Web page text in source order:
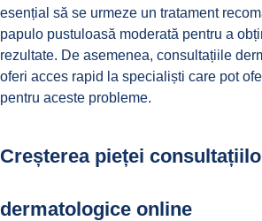
esențial să se urmeze un tratament
papulo pustuloasă moderată pentru a
rezultate. De asemenea, consultațiile
oferi acces rapid la specialiști care pot
pentru aceste probleme.
Creșterea pieței
dermatologice online